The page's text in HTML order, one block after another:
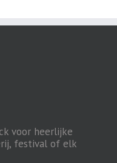
voor heerlijke
festival of elk